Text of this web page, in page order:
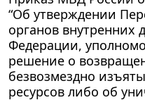
“Об утверждении
органов внутренних
Федерации,
решение o
безвозмездно
ресурсов либо об